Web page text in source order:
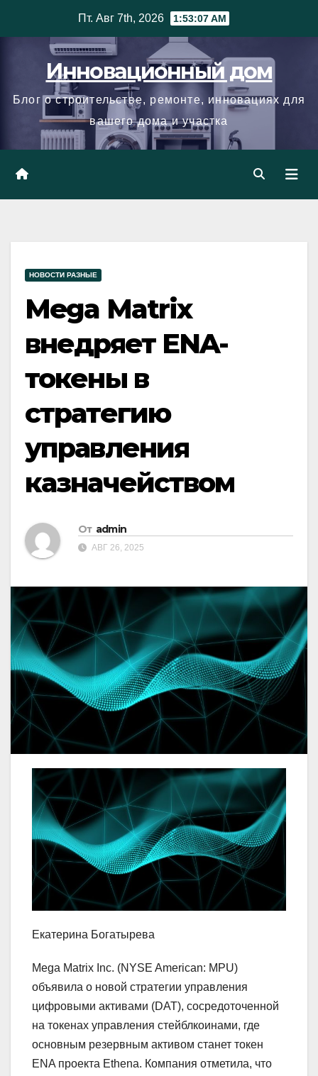
Пт. Авг 7th, 2026 1:53:08 AM
Инновационный дом
Блог о строительстве, ремонте, инновациях для
вашего дома и участка
НОВОСТИ РАЗНЫЕ
Mega Matrix
внедряет ENA-
токены в
стратегию
управления
казначейством
От admin
АВГ 26, 2025
Екатерина Богатырева
Mega Matrix Inc. (NYSE American: MPU)
объявила о новой стратегии управления
цифровыми активами (DAT), сосредоточенной
на токенах управления стейблкоинами, где
основным резервным активом станет токен
ENA проекта Ethena. Компания отметила, что